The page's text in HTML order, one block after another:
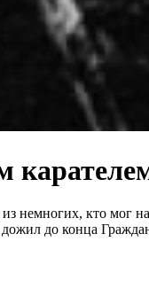
немногих, кто
до конца